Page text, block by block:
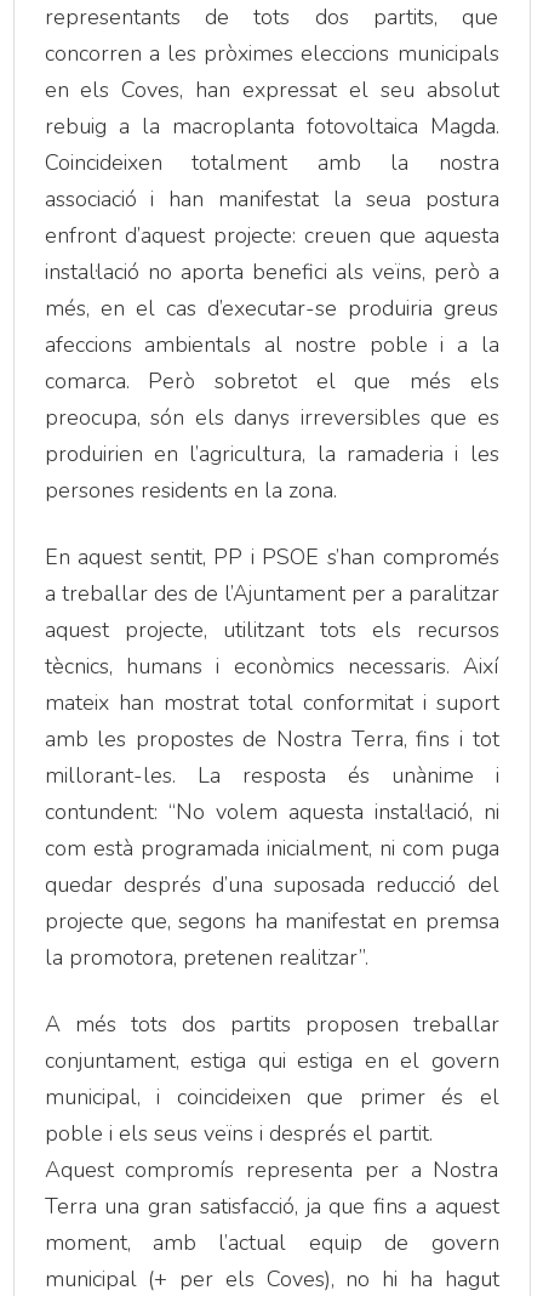
representants de tots dos partits, que
concorren a les pròximes eleccions municipals
en els Coves, han expressat el seu absolut
rebuig a la macroplanta fotovoltaica Magda.
Coincideixen totalment amb la nostra
associació i han manifestat la seua postura
enfront d’aquest projecte: creuen que aquesta
instal·lació no aporta benefici als veïns, però a
més, en el cas d’executar-se produiria greus
afeccions ambientals al nostre poble i a la
comarca. Però sobretot el que més els
preocupa, són els danys irreversibles que es
produirien en l’agricultura, la ramaderia i les
persones residents en la zona.
En aquest sentit, PP i PSOE s’han compromés
a treballar des de l’Ajuntament per a paralitzar
aquest projecte, utilitzant tots els recursos
tècnics, humans i econòmics necessaris. Així
mateix han mostrat total conformitat i suport
amb les propostes de Nostra Terra, fins i tot
millorant-les. La resposta és unànime i
contundent: “No volem aquesta instal·lació, ni
com està programada inicialment, ni com puga
quedar després d’una suposada reducció del
projecte que, segons ha manifestat en premsa
la promotora, pretenen realitzar”.
A més tots dos partits proposen treballar
conjuntament, estiga qui estiga en el govern
municipal, i coincideixen que primer és el
poble i els seus veïns i després el partit.
Aquest compromís representa per a Nostra
Terra una gran satisfacció, ja que fins a aquest
moment, amb l’actual equip de govern
municipal (+ per els Coves), no hi ha hagut